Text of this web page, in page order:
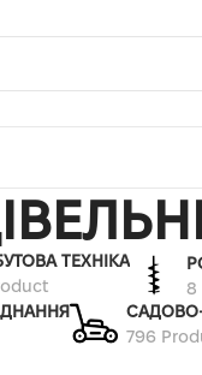
ТЕХНІКА
8
796